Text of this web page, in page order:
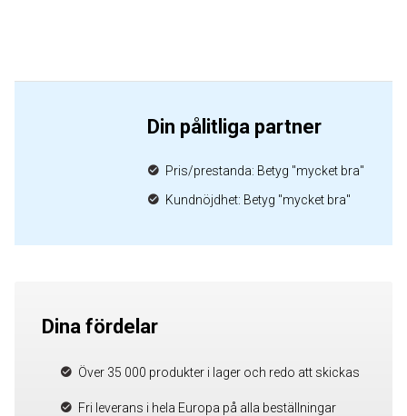
Din pålitliga partner
Pris/prestanda: Betyg "mycket bra"
Kundnöjdhet: Betyg "mycket bra"
Dina fördelar
Över 35 000 produkter i lager och redo att skickas
Fri leverans i hela Europa på alla beställningar